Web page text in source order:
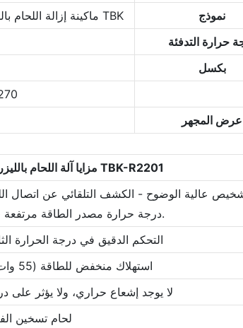
ماكينة إزالة اللحام بالليزر بالأشعة تحت الحمراء الذكية من TBK نموذج
حرارة التدفئة
بكسل
عرض المجهر
مزايا آلة اللحام بالليزر للتصوير الحراري الذكي TBK-R2201
عالية الوضوح - الكشف التلقائي عن اتصال
درجة حرارة مصدر الطاقة مرتفعة جدًا، يمكنك ملاحظة ذلك.
التحكم الدقيق في درجة الحرارة
استهلاك منخفض للطاقة (55 وات) ولكن تسخين سريع
لا يوجد إشعاع حراري، ولا يؤثر على
لحام تسخين